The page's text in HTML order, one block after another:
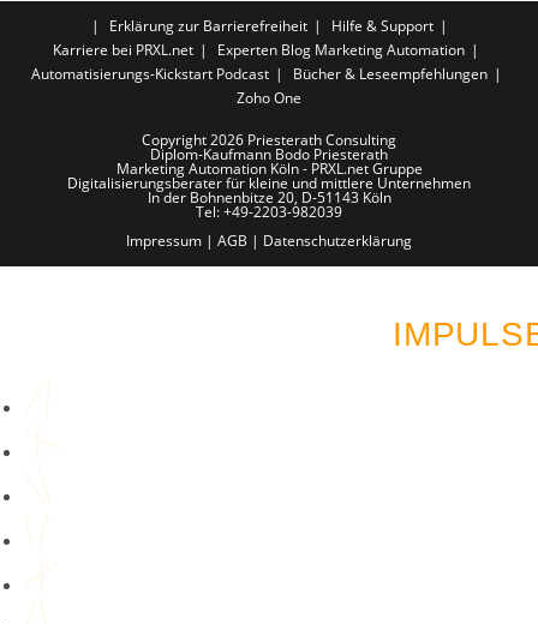
Erklärung zur Barrierefreiheit
Hilfe & Support
Karriere bei PRXL.net
Experten Blog Marketing Automation
Automatisierungs-Kickstart Podcast
Bücher & Leseempfehlungen
Zoho One
Copyright 2026 Priesterath Consulting
Diplom-Kaufmann Bodo Priesterath
Marketing Automation Köln - PRXL.net Gruppe
Digitalisierungsberater für kleine und mittlere Unternehmen
In der Bohnenbitze 20, D-51143 Köln
Tel: +49-2203-982039
Impressum | AGB | Datenschutzerklärung